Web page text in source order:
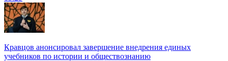
Кравцов анонсировал завершение внедрения единых
учебников по истории и обществознанию